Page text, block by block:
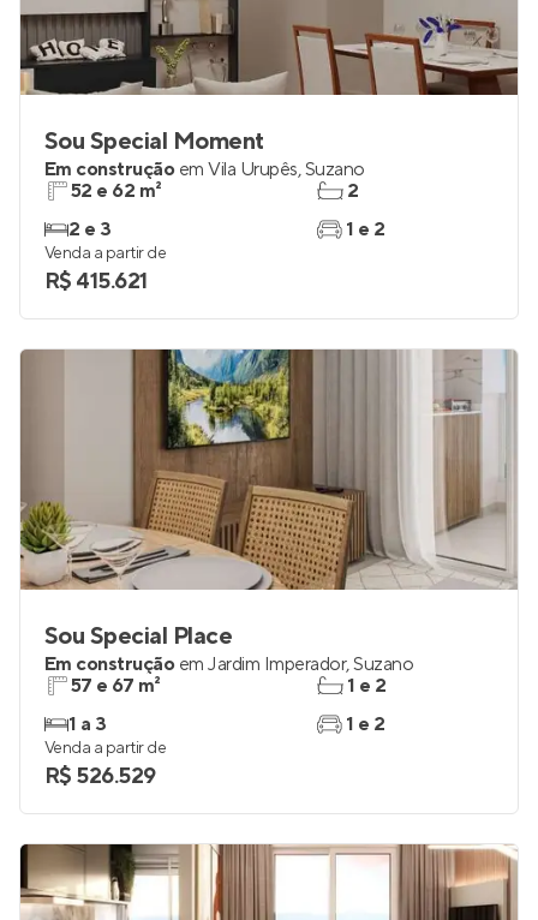
Sou Special Moment
Em construção em Vila Urupês,Suzano
52 e 62 m²
2 e 3
2
1 e 2
Venda a partir de
R$ 415.621
Sou Special Place
Em construção em Jardim Imperador,Suzano
57 e 67 m²
1 a 3
1 e 2
1 e 2
Venda a partir de
R$ 526.529